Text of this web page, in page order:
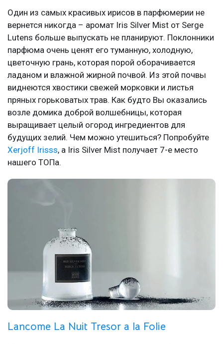
Один из самых красивых ирисов в парфюмерии не
вернется никогда – аромат Iris Silver Mist от Serge
Lutens больше выпускать не планируют. Поклонники
парфюма очень ценят его туманную, холодную,
цветочную грань, которая порой оборачивается
ладаном и влажной жирной почвой. Из этой почвы
виднеются хвостики свежей морковки и листья
пряных горьковатых трав. Как будто Вы оказались
возле домика доброй волшебницы, которая
выращивает целый огород ингредиентов для
будущих зелий. Чем можно утешиться? Попробуйте
Xerjoff Irisss, а Iris Silver Mist получает 7-е место
нашего ТОПа.
Lancome La Nuit Tresor a la Folie